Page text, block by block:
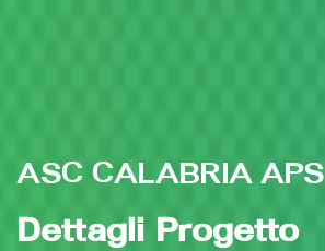
ASC CALABRIA APS
Dettagli Progetto